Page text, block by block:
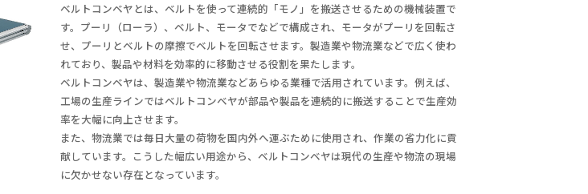
ベルトコンベヤとは、ベルトを使って連続的「モノ」を搬送させるための機械装置で
す。プーリ（ローラ）、ベルト、モータでなどで構成され、モータがプーリを回転さ
せ、プーリとベルトの摩擦でベルトを回転させます。製造業や物流業などで広く使わ
れており、製品や材料を効率的に移動させる役割を果たします。
ベルトコンベヤは、製造業や物流業などあらゆる業種で活用されています。例えば、
工場の生産ラインではベルトコンベヤが部品や製品を連続的に搬送することで生産効
率を大幅に向上させます。
また、物流業では毎日大量の荷物を国内外へ運ぶために使用され、作業の省力化に貢
献しています。こうした幅広い用途から、ベルトコンベヤは現代の生産や物流の現場
に欠かせない存在となっています。